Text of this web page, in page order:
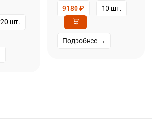
20 шт.
9180₽ 10 шт.
Подробнее →